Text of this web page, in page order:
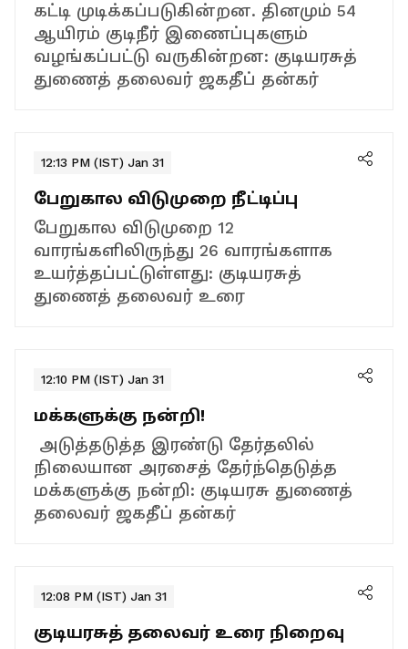
கட்டி முடிக்கப்படுகின்றன. தினமும் 54
ஆயிரம் குடிநீர் இணைப்புகளும்
வழங்கப்பட்டு வருகின்றன: குடியரசுத்
துணைத் தலைவர் ஜகதீப் தன்கர்
12:13 PM (IST) Jan 31
பேறுகால விடுமுறை நீட்டிப்பு
பேறுகால விடுமுறை 12
வாரங்களிலிருந்து 26 வாரங்களாக
உயர்த்தப்பட்டுள்ளது: குடியரசுத்
துணைத் தலைவர் உரை
12:10 PM (IST) Jan 31
மக்களுக்கு நன்றி!
அடுத்தடுத்த இரண்டு தேர்தலில்
நிலையான அரசைத் தேர்ந்தெடுத்த
மக்களுக்கு நன்றி: குடியரசு துணைத்
தலைவர் ஜகதீப் தன்கர்
12:08 PM (IST) Jan 31
குடியரசுத் தலைவர் உரை நிறைவு